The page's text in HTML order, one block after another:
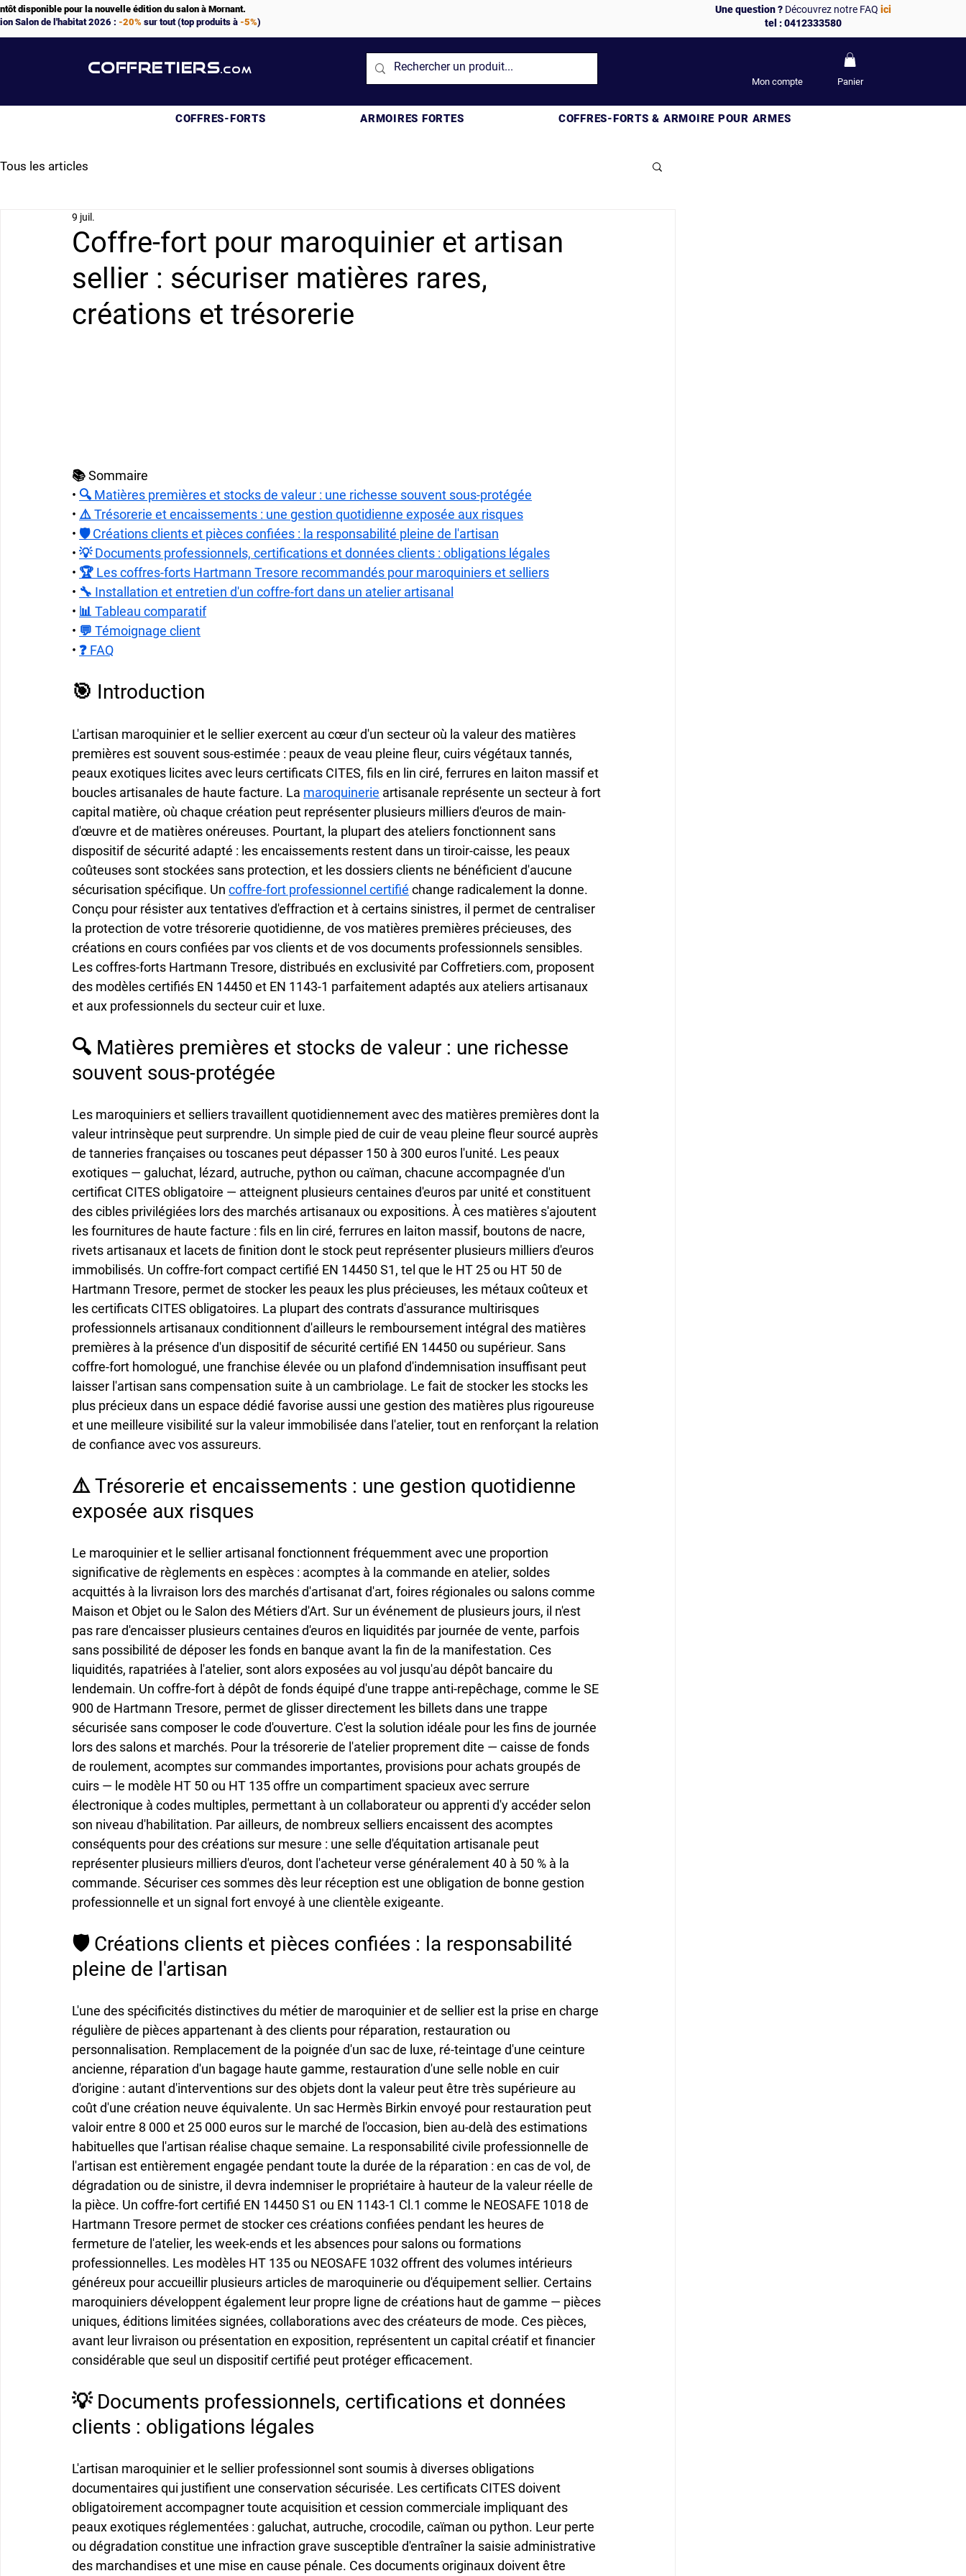
disponible pour la nouvelle édition du salon à Mornant.
Salon de l'habitat 2026 : -20% sur tout (top produits à -5%)
Une question ? Découvrez notre FAQici
tel : 0412333580
COFFRETIERS.COM
Mon compte Panier
COFFRES-FORTS ARMOIRES FORTES COFFRES-FORTS & ARMOIRE POUR ARMES
Tous les articles
Coffre-fort pour maroquinier et artisan
sellier : sécuriser matières rares,
créations et trésorerie
9 juil.
📚 Sommaire
• 🔍 Matières premières et stocks de valeur : une richesse souvent sous-protégée
• ⚠️ Trésorerie et encaissements : une gestion quotidienne exposée aux risques
• 🛡️ Créations clients et pièces confiées : la responsabilité pleine de l'artisan
• 💡 Documents professionnels, certifications et données clients : obligations légales
• 🏆 Les coffres-forts Hartmann Tresore recommandés pour maroquiniers et selliers
• 🔧 Installation et entretien d'un coffre-fort dans un atelier artisanal
• 📊 Tableau comparatif
• 💬 Témoignage client
• ❓ FAQ
🎯 Introduction
L'artisan maroquinier et le sellier exercent au cœur d'un secteur où la valeur des matières
premières est souvent sous-estimée : peaux de veau pleine fleur, cuirs végétaux tannés,
peaux exotiques licites avec leurs certificats CITES, fils en lin ciré, ferrures en laiton massif et
boucles artisanales de haute facture. La maroquinerie artisanale représente un secteur à fort
capital matière, où chaque création peut représenter plusieurs milliers d'euros de main-
d'œuvre et de matières onéreuses. Pourtant, la plupart des ateliers fonctionnent sans
dispositif de sécurité adapté : les encaissements restent dans un tiroir-caisse, les peaux
coûteuses sont stockées sans protection, et les dossiers clients ne bénéficient d'aucune
sécurisation spécifique. Un coffre-fort professionnel certifié change radicalement la donne.
Conçu pour résister aux tentatives d'effraction et à certains sinistres, il permet de centraliser
la protection de votre trésorerie quotidienne, de vos matières premières précieuses, des
créations en cours confiées par vos clients et de vos documents professionnels sensibles.
Les coffres-forts Hartmann Tresore, distribués en exclusivité par Coffretiers.com, proposent
des modèles certifiés EN 14450 et EN 1143-1 parfaitement adaptés aux ateliers artisanaux
et aux professionnels du secteur cuir et luxe.
🔍 Matières premières et stocks de valeur : une richesse
souvent sous-protégée
Les maroquiniers et selliers travaillent quotidiennement avec des matières premières dont la
valeur intrinsèque peut surprendre. Un simple pied de cuir de veau pleine fleur sourcé auprès
de tanneries françaises ou toscanes peut dépasser 150 à 300 euros l'unité. Les peaux
exotiques — galuchat, lézard, autruche, python ou caïman, chacune accompagnée d'un
certificat CITES obligatoire — atteignent plusieurs centaines d'euros par unité et constituent
des cibles privilégiées lors des marchés artisanaux ou expositions. À ces matières s'ajoutent
les fournitures de haute facture : fils en lin ciré, ferrures en laiton massif, boutons de nacre,
rivets artisanaux et lacets de finition dont le stock peut représenter plusieurs milliers d'euros
immobilisés. Un coffre-fort compact certifié EN 14450 S1, tel que le HT 25 ou HT 50 de
Hartmann Tresore, permet de stocker les peaux les plus précieuses, les métaux coûteux et
les certificats CITES obligatoires. La plupart des contrats d'assurance multirisques
professionnels artisanaux conditionnent d'ailleurs le remboursement intégral des matières
premières à la présence d'un dispositif de sécurité certifié EN 14450 ou supérieur. Sans
coffre-fort homologué, une franchise élevée ou un plafond d'indemnisation insuffisant peut
laisser l'artisan sans compensation suite à un cambriolage. Le fait de stocker les stocks les
plus précieux dans un espace dédié favorise aussi une gestion des matières plus rigoureuse
et une meilleure visibilité sur la valeur immobilisée dans l'atelier, tout en renforçant la relation
de confiance avec vos assureurs.
⚠️ Trésorerie et encaissements : une gestion quotidienne
exposée aux risques
Le maroquinier et le sellier artisanal fonctionnent fréquemment avec une proportion
significative de règlements en espèces : acomptes à la commande en atelier, soldes
acquittés à la livraison lors des marchés d'artisanat d'art, foires régionales ou salons comme
Maison et Objet ou le Salon des Métiers d'Art. Sur un événement de plusieurs jours, il n'est
pas rare d'encaisser plusieurs centaines d'euros en liquidités par journée de vente, parfois
sans possibilité de déposer les fonds en banque avant la fin de la manifestation. Ces
liquidités, rapatriées à l'atelier, sont alors exposées au vol jusqu'au dépôt bancaire du
lendemain. Un coffre-fort à dépôt de fonds équipé d'une trappe anti-repêchage, comme le SE
900 de Hartmann Tresore, permet de glisser directement les billets dans une trappe
sécurisée sans composer le code d'ouverture. C'est la solution idéale pour les fins de journée
lors des salons et marchés. Pour la trésorerie de l'atelier proprement dite — caisse de fonds
de roulement, acomptes sur commandes importantes, provisions pour achats groupés de
cuirs — le modèle HT 50 ou HT 135 offre un compartiment spacieux avec serrure
électronique à codes multiples, permettant à un collaborateur ou apprenti d'y accéder selon
son niveau d'habilitation. Par ailleurs, de nombreux selliers encaissent des acomptes
conséquents pour des créations sur mesure : une selle d'équitation artisanale peut
représenter plusieurs milliers d'euros, dont l'acheteur verse généralement 40 à 50 % à la
commande. Sécuriser ces sommes dès leur réception est une obligation de bonne gestion
professionnelle et un signal fort envoyé à une clientèle exigeante.
🛡️ Créations clients et pièces confiées : la responsabilité
pleine de l'artisan
L'une des spécificités distinctives du métier de maroquinier et de sellier est la prise en charge
régulière de pièces appartenant à des clients pour réparation, restauration ou
personnalisation. Remplacement de la poignée d'un sac de luxe, ré-teintage d'une ceinture
ancienne, réparation d'un bagage haute gamme, restauration d'une selle noble en cuir
d'origine : autant d'interventions sur des objets dont la valeur peut être très supérieure au
coût d'une création neuve équivalente. Un sac Hermès Birkin envoyé pour restauration peut
valoir entre 8 000 et 25 000 euros sur le marché de l'occasion, bien au-delà des estimations
habituelles que l'artisan réalise chaque semaine. La responsabilité civile professionnelle de
l'artisan est entièrement engagée pendant toute la durée de la réparation : en cas de vol, de
dégradation ou de sinistre, il devra indemniser le propriétaire à hauteur de la valeur réelle de
la pièce. Un coffre-fort certifié EN 14450 S1 ou EN 1143-1 Cl.1 comme le NEOSAFE 1018 de
Hartmann Tresore permet de stocker ces créations confiées pendant les heures de
fermeture de l'atelier, les week-ends et les absences pour salons ou formations
professionnelles. Les modèles HT 135 ou NEOSAFE 1032 offrent des volumes intérieurs
généreux pour accueillir plusieurs articles de maroquinerie ou d'équipement sellier. Certains
maroquiniers développent également leur propre ligne de créations haut de gamme — pièces
uniques, éditions limitées signées, collaborations avec des créateurs de mode. Ces pièces,
avant leur livraison ou présentation en exposition, représentent un capital créatif et financier
considérable que seul un dispositif certifié peut protéger efficacement.
💡 Documents professionnels, certifications et données
clients : obligations légales
L'artisan maroquinier et le sellier professionnel sont soumis à diverses obligations
documentaires qui justifient une conservation sécurisée. Les certificats CITES doivent
obligatoirement accompagner toute acquisition et cession commerciale impliquant des
peaux exotiques réglementées : galuchat, autruche, crocodile, caïman ou python. Leur perte
ou dégradation constitue une infraction grave susceptible d'entraîner la saisie administrative
des marchandises et une mise en cause pénale. Ces documents originaux doivent être